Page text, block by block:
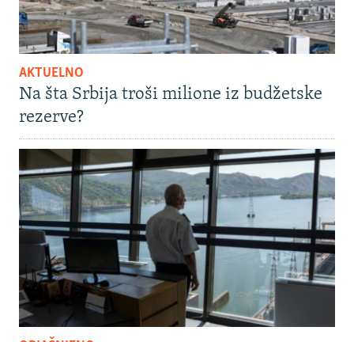
AKTUELNO
Na šta Srbija troši milione iz budžetske
rezerve?